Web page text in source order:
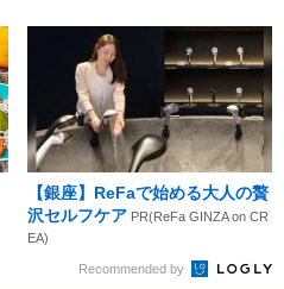
【銀座】ReFaで始める大人の贅
沢セルフケア PR(ReFa GINZA on CR
EA)
Recommended by